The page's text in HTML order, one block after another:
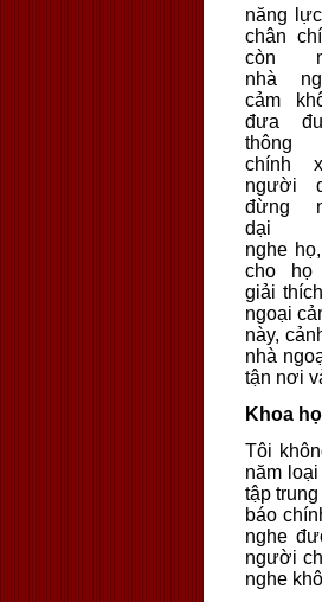
năng
chân
còn
nhà
cảm
đưa
thông
chính
người
đừng
dại
nghe
cho họ
giải
ngoại
này,
nhà
tận nơi
Khoa
Tôi
năm
tập
báo
nghe
người
nghe